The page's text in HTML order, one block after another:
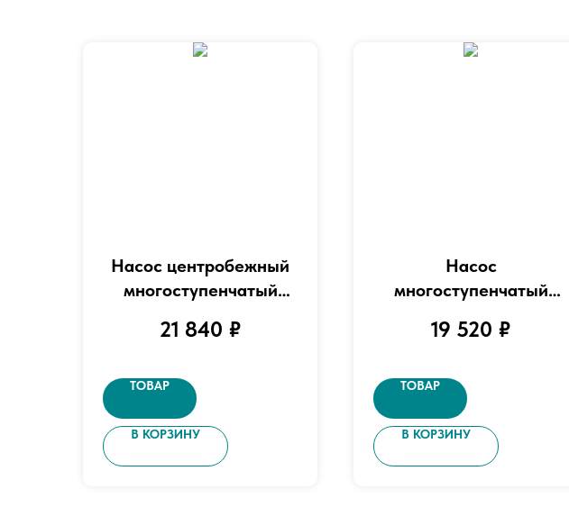
Насос центробежный
многоступенчатый
модель EVPm 2-5
21 840 ₽
ТОВАР
В КОРЗИНУ
Насос
многоступенчатый
модель EMH2-6 (380В)
19 520 ₽
ТОВАР
В КОРЗИНУ